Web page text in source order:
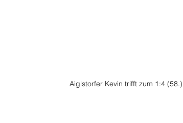
Aiglstorfer Kevin trifft zum 1:4 (58.)